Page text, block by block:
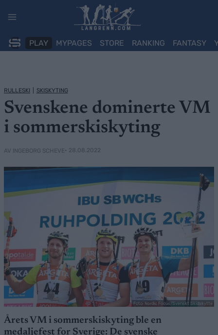
PLAY MYPAGES STORE RANKING FANTASY
RULLESKI SKISKYTING
Svenskene dominerte VM
i sommerskiskyting
AV INGEBORG SCHEVE• 28.08.2022
Foto: Nordic Focus/Svenskt Skidskytte
Årets VM i sommerskiskyting ble en
medaljefest for Sverige: De svenske